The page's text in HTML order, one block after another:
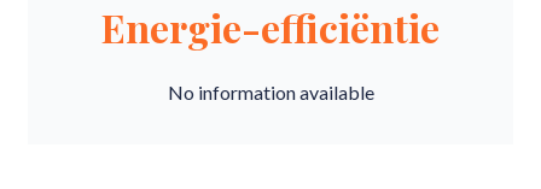
Energie-efficiëntie
No information available